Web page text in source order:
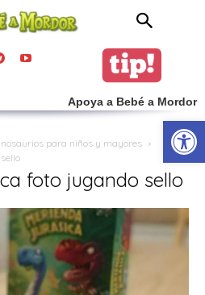
Apoya a Bebé a Mordor
para niños y mayores
foto jugando sello